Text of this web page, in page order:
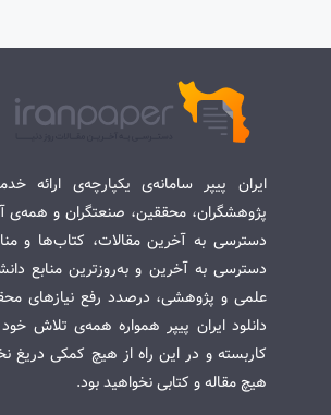
ایران پیپر سامانه‌ی یکپارچه‌ی ارائه
پژوهشگران، محققین، صنعتگران و همه‌ی
دسترسی به آخرین مقالات، کتاب‌ها و
دسترسی به آخرین و به‌روزترین منابع
علمی و پژوهشی، درصدد رفع نیازهای
دانلود ایران پیپر همواره همه‌ی تلاش
کاربسته و در این راه از هیچ کمکی دریغ
هیچ مقاله و کتابی نخواهید بود.